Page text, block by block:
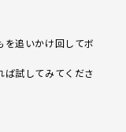
追いかけ回してボ
試してみてくださ